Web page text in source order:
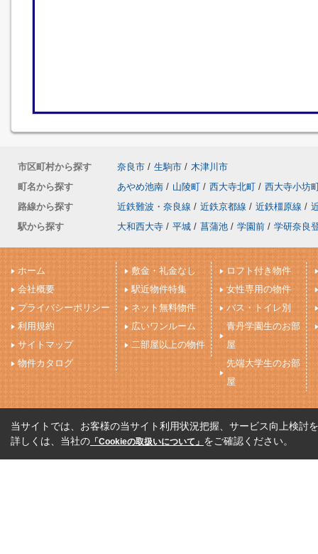
市区町村から探す 奈良市 / 生駒市 / 木津川市
町名から探す
あやめ池南 / 山陵町 / 西大寺北町 / 西大寺小坊
路線から探す
近鉄難波・奈良線 / 近鉄京都線 / 近鉄橿原線 /
駅から探す
大和西大寺 / 平城 / 菖蒲池 / 学園前 / 学研奈良
ホーム
会社概要
プライバシーポリシー
利用規約
サイトマップ
物件カタログ
敷金・礼金なし
駅近物件特集
ネット無料物件
広いワンルーム
二部屋以上の物件
ロフト付き物件
女性専用の物件
バス・トイレ別
青丹学園生のお部
屋
先端大学生のお部
屋
当サイトでは、お客様の当サイト利用状況把握、サービス向上検討
詳しくは、当社の 「Cookieの取扱いについて」 をご確認ください。